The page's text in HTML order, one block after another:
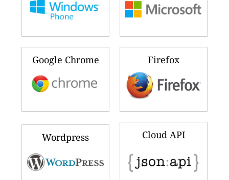
Google Chrome Firefox
Wordpress Cloud API